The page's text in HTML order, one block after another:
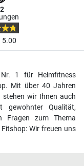
1 für Heimfitness
Mit über 40 Jahren
wir Ihnen auch
gewohnter Qualität,
Fragen zum Thema
Wir freuen uns